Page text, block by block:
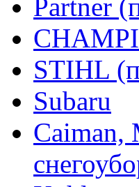
Partner
STIHL
Subaru
Caiman,